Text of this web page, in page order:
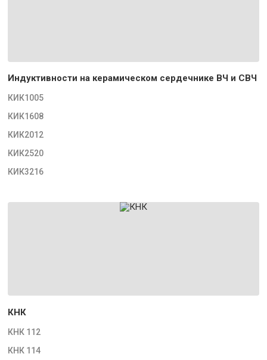
Индуктивности на керамическом сердечнике ВЧ и СВЧ
КИК1005
КИК1608
КИК2012
КИК2520
КИК3216
КНК
КНК 112
КНК 114